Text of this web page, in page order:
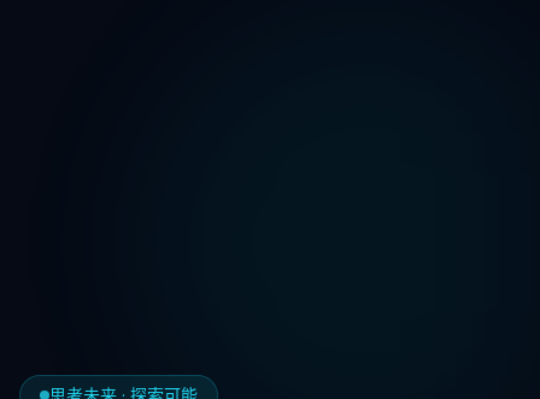
思考未来 · 探索可能